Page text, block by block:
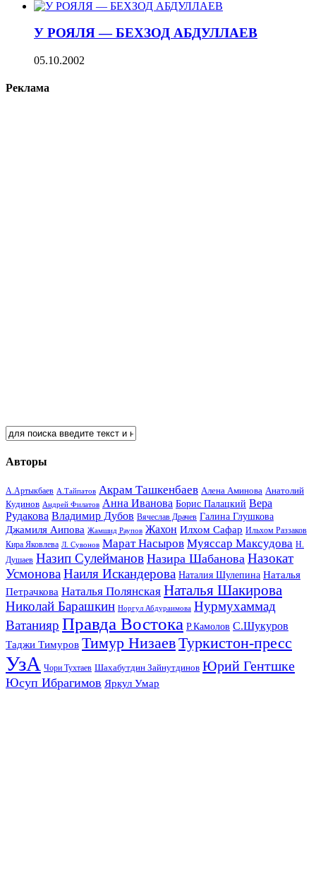
У РОЯЛЯ — БЕХЗОД АБДУЛЛАЕВ
05.10.2002
Реклама
Авторы
А.Артыкбаев А.Тайпатов Акрам Ташкенбаев Алена Аминова Анатолий
Кудинов Андрей Филатов Анна Иванова Борис Палацкий Вера
Рудакова Владимир Дубов Вячеслав Драчев Галина Глушкова
Джамиля Аипова Жамшид Раупов Жахон Илхом Сафар Ильхом Раззаков
Кира Яковлева Л. Сувонов Марат Насыров Муяссар Максудова Н.
Душаев Назип Сулейманов Назира Шабанова Назокат
УсмоноваНаиля Искандерова Наталия Шулепина Наталья
Петрачкова Наталья Полянская Наталья Шакирова
Николай Барашкин Норгул Абдураимова Нурмухаммад
Ватанияр Правда Востока Р.Камолов С.Шукуров
Таджи Тимуров Тимур НизаевТуркистон-пресс
УзА Чори Тухтаев Шахабутдин Зайнутдинов Юрий Гентшке
Юсуп Ибрагимов Яркул Умар